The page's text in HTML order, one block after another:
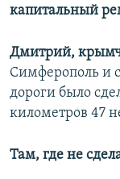
капитальный
Дмитрий,
Симферополь и
дороги было
километров 47
Там, где не